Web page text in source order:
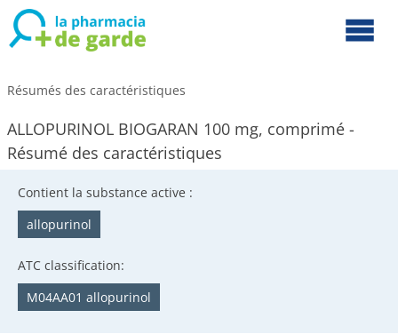
Résumés des caractéristiques
ALLOPURINOL BIOGARAN 100 mg, comprimé -
Résumé des caractéristiques
Contient la substance active :
allopurinol
ATC classification:
M04AA01 allopurinol